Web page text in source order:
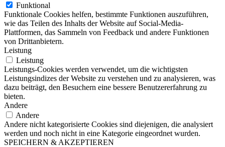
Funktional
Funktionale Cookies helfen, bestimmte Funktionen auszuführen,
wie das Teilen des Inhalts der Website auf Social-Media-
Plattformen, das Sammeln von Feedback und andere Funktionen
von Drittanbietern.
Leistung
Leistung
Leistungs-Cookies werden verwendet, um die wichtigsten
Leistungsindizes der Website zu verstehen und zu analysieren, was
dazu beiträgt, den Besuchern eine bessere Benutzererfahrung zu
bieten.
Andere
Andere
Andere nicht kategorisierte Cookies sind diejenigen, die analysiert
werden und noch nicht in eine Kategorie eingeordnet wurden.
SPEICHERN & AKZEPTIEREN